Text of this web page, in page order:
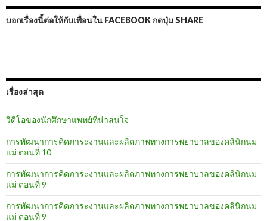
บอกเรื่องนี้ต่อให้กับเพื่อนใน FACEBOOK กดปุ่ม SHARE
เรื่องล่าสุด
วิดีโอของนักศึกษาแพทย์ที่น่าสนใจ
การพัฒนาการคิดภาระงานและผลิตภาพทางการพยาบาลของคลินิกนม
แม่ ตอนที่ 10
การพัฒนาการคิดภาระงานและผลิตภาพทางการพยาบาลของคลินิกนม
แม่ ตอนที่ 9
การพัฒนาการคิดภาระงานและผลิตภาพทางการพยาบาลของคลินิกนม
แม่ ตอนที่ 9